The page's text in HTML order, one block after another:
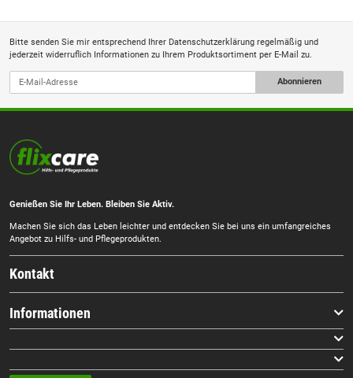
Bitte senden Sie mir entsprechend Ihrer Datenschutzerklärung regelmäßig und
jederzeit widerruflich Informationen zu Ihrem Produktsortiment per E-Mail zu.
Abonnieren
Genießen Sie Ihr Leben. Bleiben Sie Aktiv.
Machen Sie sich das Leben leichter und entdecken Sie bei uns ein umfangreiches
Angebot zu Hilfs- und Pflegeprodukten.
Kontakt
Informationen